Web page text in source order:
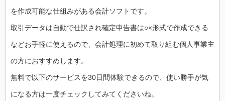
を作成可能な仕組みがある会計ソフトです。
取引データは自動で仕訳され確定申告書は○×形式で作成できる
などお手軽に使えるので、会計処理に初めて取り組む個人事業主
の方におすすめします。
無料で以下のサービスを30日間体験できるので、使い勝手が気
になる方は一度チェックしてみてくださいね。